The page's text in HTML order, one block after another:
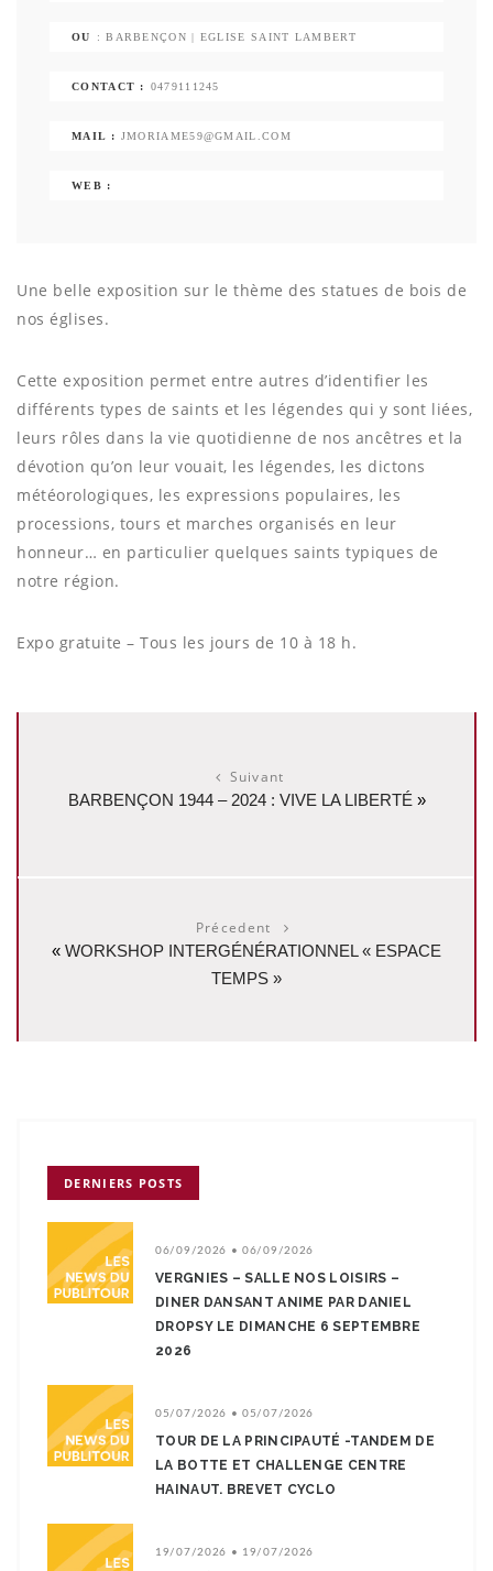
OU : BARBENÇON | EGLISE SAINT LAMBERT
CONTACT : 0479111245
MAIL : JMORIAME59@GMAIL.COM
WEB :
Une belle exposition sur le thème des statues de bois de
nos églises.
Cette exposition permet entre autres d’identifier les
différents types de saints et les légendes qui y sont liées,
leurs rôles dans la vie quotidienne de nos ancêtres et la
dévotion qu’on leur vouait, les légendes, les dictons
météorologiques, les expressions populaires, les
processions, tours et marches organisés en leur
honneur… en particulier quelques saints typiques de
notre région.
Expo gratuite – Tous les jours de 10 à 18 h.
Suivant
BARBENÇON 1944 – 2024 : VIVE LA LIBERTÉ »
Précedent
« WORKSHOP INTERGÉNÉRATIONNEL « ESPACE
TEMPS »
DERNIERS POSTS
06/09/2026 • 06/09/2026
VERGNIES – SALLE NOS LOISIRS –
DINER DANSANT ANIME PAR DANIEL
DROPSY LE DIMANCHE 6 SEPTEMBRE
2026
05/07/2026 • 05/07/2026
TOUR DE LA PRINCIPAUTÉ -TANDEM DE
LA BOTTE ET CHALLENGE CENTRE
HAINAUT. BREVET CYCLO
19/07/2026 • 19/07/2026